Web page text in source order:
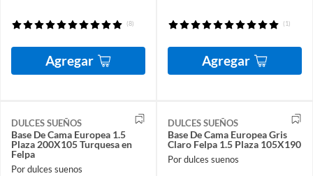
(8)
Agregar
(1)
Agregar
DULCES SUEÑOS
Base De Cama Europea 1.5
Plaza 200X105 Turquesa en
Felpa
Por dulces suenos
DULCES SUEÑOS
Base De Cama Europea Gris
Claro Felpa 1.5 Plaza 105X190
Por dulces suenos